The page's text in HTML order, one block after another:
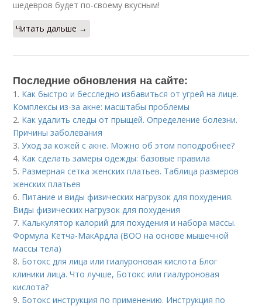
шедевров будет по-своему вкусным!
Читать дальше →
Последние обновления на сайте:
1. Как быстро и бесследно избавиться от угрей на лице.
Комплексы из-за акне: масштабы проблемы
2. Как удалить следы от прыщей. Определение болезни.
Причины заболевания
3.Уход за кожей с акне. Можно об этом поподробнее?
4. Как сделать замеры одежды: базовые правила
5. Размерная сетка женских платьев. Таблица размеров
женских платьев
6. Питание и виды физических нагрузок для похудения.
Виды физических нагрузок для похудения
7. Калькулятор калорий для похудения и набора массы.
Формула Кетча-МакАрдла (ВОО на основе мышечной
массы тела)
8. Ботокс для лица или гиалуроновая кислота Блог
клиники лица. Что лучше, Ботокс или гиалуроновая
кислота?
9. Ботокс инструкция по применению. Инструкция по